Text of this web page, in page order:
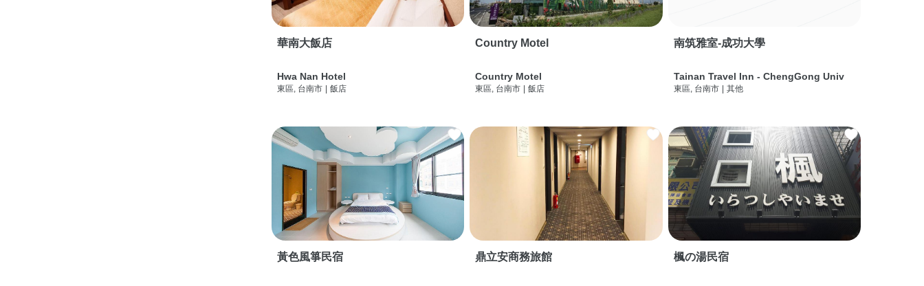
華南大飯店
Hwa Nan Hotel
東區, 台南市 飯店
Country Motel
Country Motel
東區, 台南市 飯店
南筑雅室-成功大學
Tainan Travel Inn - ChengGong Univ
東區, 台南市 其他
黃色風箏民宿 鼎立安商務旅館 楓の湯民宿